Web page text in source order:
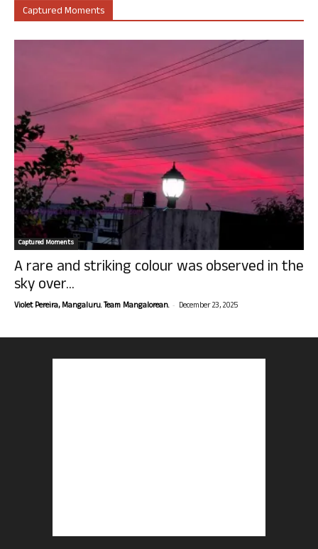
Captured Moments
Captured Moments
A rare and striking colour was observed in the
sky over...
Violet Pereira, Mangaluru. Team Mangalorean. - December 23, 2025